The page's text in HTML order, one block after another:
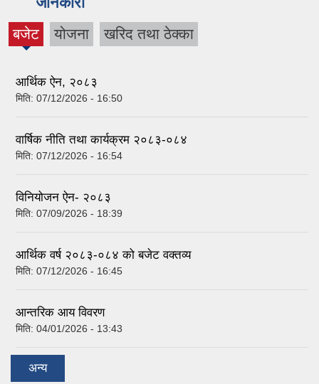
बजेट
(active
योजना खरिद तथा ठेक्का
आर्थिक ऐन, २०८३
मिति: 07/12/2026 - 16:50
वार्षिक नीति तथा कार्यक्रम २०८३-०८४
मिति: 07/12/2026 - 16:54
विनियोजन ऐन- २०८३
मिति: 07/09/2026 - 18:39
आर्थिक वर्ष २०८३-०८४ को बजेट वक्तव्य
मिति: 07/12/2026 - 16:45
आन्तरिक आय विवरण
मिति: 04/01/2026 - 13:43
अन्य